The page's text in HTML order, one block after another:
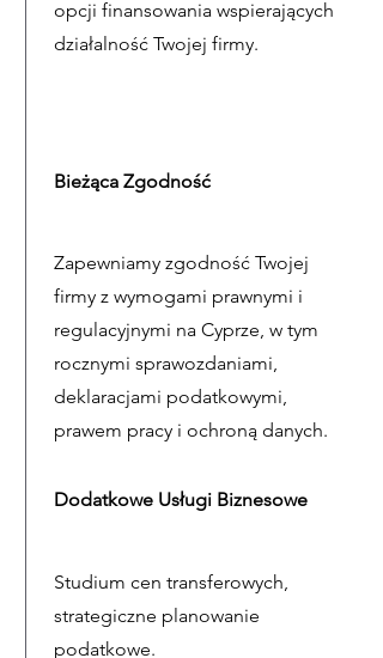
opcji finansowania wspierających
działalność Twojej firmy.
Bieżąca Zgodność
Zapewniamy zgodność Twojej
firmy z wymogami prawnymi i
regulacyjnymi na Cyprze, w tym
rocznymi sprawozdaniami,
deklaracjami podatkowymi,
prawem pracy i ochroną danych.
Dodatkowe Usługi Biznesowe
Studium cen transferowych,
strategiczne planowanie
podatkowe.